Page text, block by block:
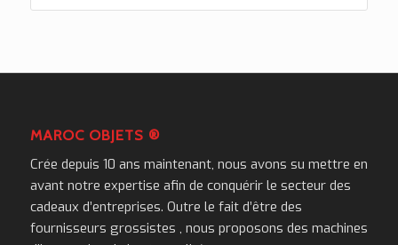
MAROC OBJETS ®
Crée depuis 10 ans maintenant, nous avons su mettre en
avant notre expertise afin de conquérir le secteur des
cadeaux d’entreprises. Outre le fait d’être des
fournisseurs grossistes , nous proposons des machines